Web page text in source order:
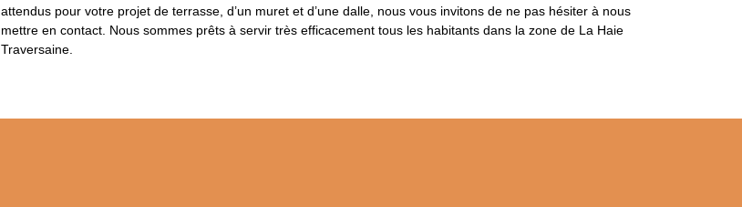
attendus pour votre projet de terrasse, d’un muret et d’une dalle, nous vous invitons de ne pas hésiter à nous
mettre en contact. Nous sommes prêts à servir très efficacement tous les habitants dans la zone de La Haie
Traversaine.